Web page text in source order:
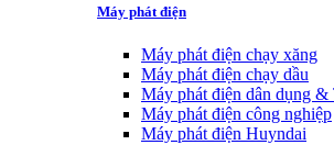
Máy phát điện
Máy phát điện chạy xăng
Máy phát điện chạy dầu
Máy phát điện dân dụng &
Máy phát điện công nghiệp
Máy phát điện Huyndai